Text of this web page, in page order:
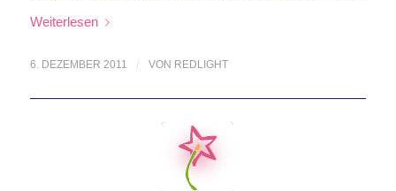
Weiterlesen
6. DEZEMBER 2011 / VON REDLIGHT